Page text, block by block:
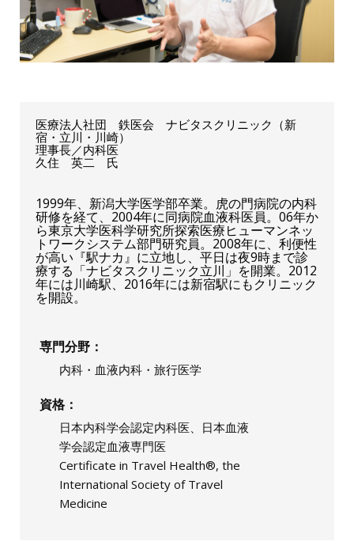
医療法人社団 鉄医会 ナビタスクリニック（新
宿・立川・川崎）
理事長／内科医
久住 英二 氏
1999年、新潟大学医学部卒業。虎の門病院の内科
研修を経て、2004年に同病院血液科医員。06年か
ら東京大学医科学研究所探索医療ヒューマンネッ
トワークシステム部門研究員。2008年に、利便性
が高い『駅ナカ』に立地し、平日は夜9時まで診
療する「ナビタスクリニック立川」を開業。2012
年には川崎駅、2016年には新宿駅にもクリニック
を開設。
専門分野
内科・血液内科・旅行医学
資格
日本内科学会認定内科医、日本血液
学会認定血液専門医
Certificate in Travel Health®, the
International Society of Travel
Medicine